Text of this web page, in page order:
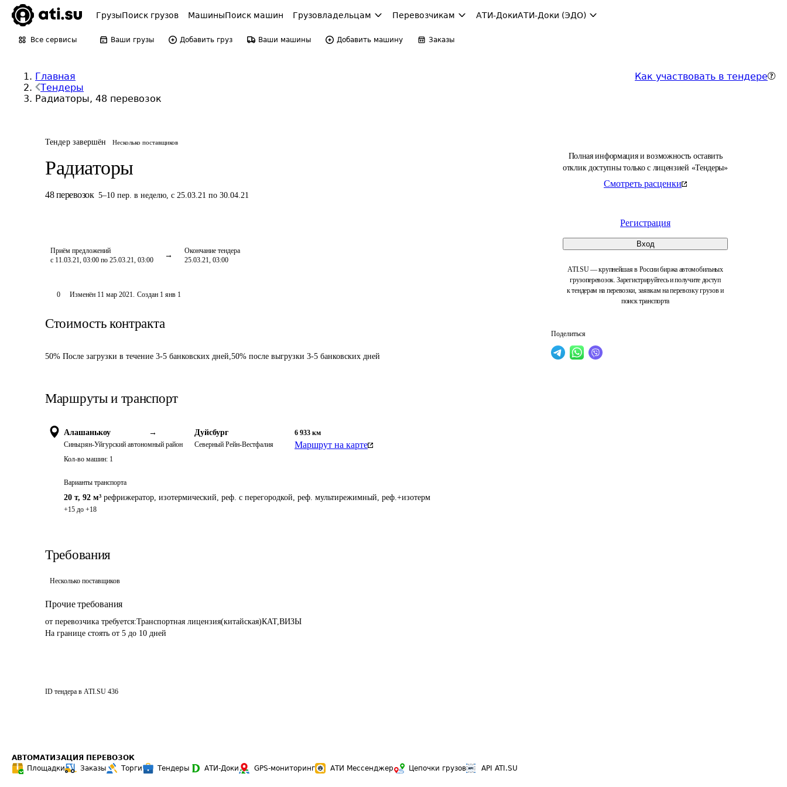
ГрузыПоиск грузов МашиныПоиск машин Грузовладельцам Перевозчикам АТИ-ДокиАТИ-Доки (ЭДО)
Все сервисы Ваши грузы Добавить груз Ваши машины Добавить машину Заказы
Главная
Тендеры
Радиаторы, 48 перевозок
Как участвовать в тендере
Тендер завершён Несколько поставщиков
Радиаторы
48 перевозок 5–10 пер. в неделю, с 25.03.21 по 30.04.21
Приём предложений
с 11.03.21, 03:00 по 25.03.21, 03:00
Окончание тендера
25.03.21, 03:00
Полная информация и возможность оставить
отклик доступны только с лицензией «Тендеры»
Смотреть расценки
Регистрация
Вход
ATI.SU — крупнейшая в России биржа автомобильных
грузоперевозок. Зарегистрируйтесь и получите доступ
к тендерам на перевозки, заявкам на перевозку грузов и
поиск транспорта
Поделиться
0 Изменён 11 мар 2021. Создан 1 янв 1
Стоимость контракта
50% После загрузки в течение 3-5 банковских дней,50% после выгрузки 3-5 банковских дней
Маршруты и транспорт
Алашанькоу →
Синьцзян-Уйгурский автономный район
Дуйсбург
Северный Рейн-Вестфалия
6 933 км
Маршрут на карте
Кол-во машин: 1
Варианты транспорта
20 т, 92 м³ рефрижератор, изотермический, реф. с перегородкой, реф. мультирежимный, реф.+изотерм
+15 до +18
Требования
Несколько поставщиков
Прочие требования
от перевозчика требуется:Транспортная лицензия(китайская)КАТ,ВИЗЫ
На границе стоять от 5 до 10 дней
ID тендера в ATI.SU 436
АВТОМАТИЗАЦИЯ ПЕРЕВОЗОК
Площадки
Заказы Торги Тендеры АТИ-Доки GPS-мониторинг АТИ Мессенджер Цепочки грузов API ATI.SU